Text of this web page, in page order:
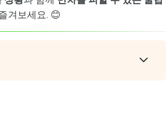
겨보세요. 😊